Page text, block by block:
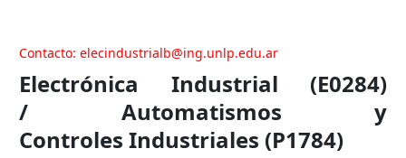
Descargas
Programa Analítico
Contacto: elecindustrialb@ing.unlp.edu.ar
Electrónica Industrial (E0284)
/ Automatismos y
Controles Industriales (P1784)